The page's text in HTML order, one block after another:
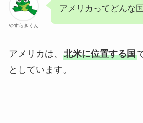
やすらぎくん
アメリカってどんな
アメリカは、 北米に位置する国
としています。